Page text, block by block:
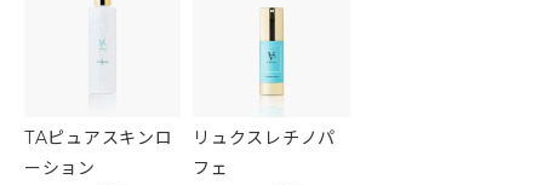
TAピュアスキンロ
ーション
リュクスレチノパ
フェ